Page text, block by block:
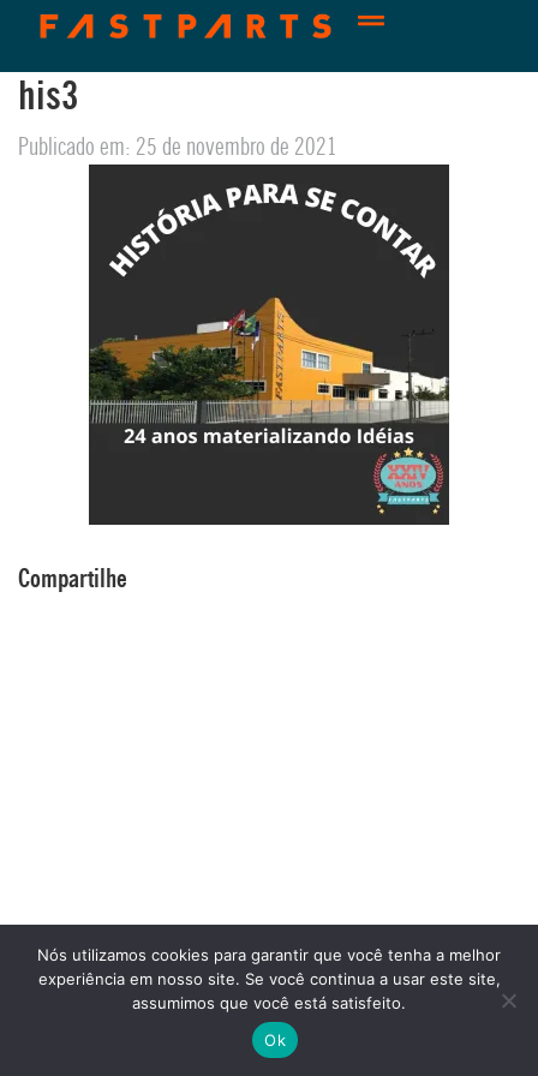
his3
Publicado em: 25 de novembro de 2021
Compartilhe
Nós utilizamos cookies para garantir que você tenha a melhor
experiência em nosso site. Se você continua a usar este site,
assumimos que você está satisfeito.
Ok